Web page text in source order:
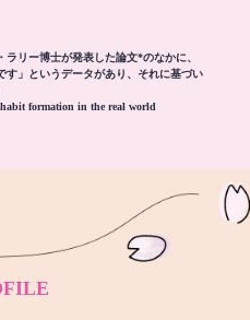
リー博士が発表した論文*のなかに、
す」というデータがあり、それに基づい
formation in the real world